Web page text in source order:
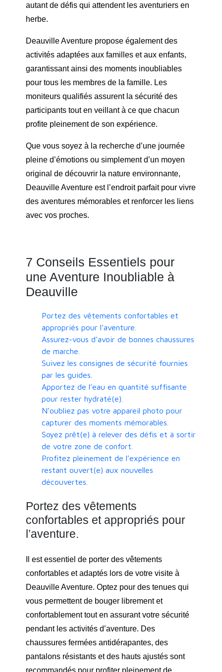
autant de défis qui attendent les aventuriers en
herbe.
Deauville Aventure propose également des
activités adaptées aux familles et aux enfants,
garantissant ainsi des moments inoubliables
pour tous les membres de la famille. Les
moniteurs qualifiés assurent la sécurité des
participants tout en veillant à ce que chacun
profite pleinement de son expérience.
Que vous soyez à la recherche d’une journée
pleine d’émotions ou simplement d’un moyen
original de découvrir la nature environnante,
Deauville Aventure est l’endroit parfait pour vivre
des aventures mémorables et renforcer les liens
avec vos proches.
7 Conseils Essentiels pour
une Aventure Inoubliable à
Deauville
Portez des vêtements confortables et
appropriés pour l’aventure.
Assurez-vous d’avoir de bonnes chaussures
de marche.
Suivez les consignes de sécurité fournies
par les guides.
Apportez de l’eau en quantité suffisante
pour rester hydraté(e).
N’oubliez pas votre appareil photo pour
capturer des moments mémorables.
Soyez prêt(e) à relever des défis et à sortir
de votre zone de confort.
Profitez pleinement de l’expérience en
restant ouvert(e) aux nouvelles
découvertes.
Portez des vêtements
confortables et appropriés pour
l’aventure.
Il est essentiel de porter des vêtements
confortables et adaptés lors de votre visite à
Deauville Aventure. Optez pour des tenues qui
vous permettent de bouger librement et
confortablement tout en assurant votre sécurité
pendant les activités d’aventure. Des
chaussures fermées antidérapantes, des
pantalons résistants et des hauts ajustés sont
recommandés pour profiter pleinement de